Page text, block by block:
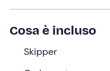
L'appuntamento è
punto di ritrovo aLa
benvenuto a bordo del
tra le isole del
Cosa è incluso
Skipper